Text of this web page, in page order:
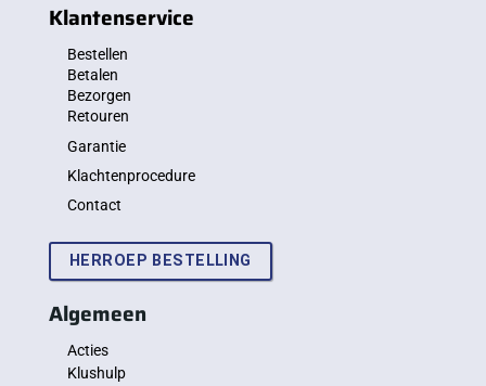
Klantenservice
Bestellen
Betalen
Bezorgen
Retouren
Garantie
Klachtenprocedure
Contact
HERROEP BESTELLING
Algemeen
Acties
Klushulp